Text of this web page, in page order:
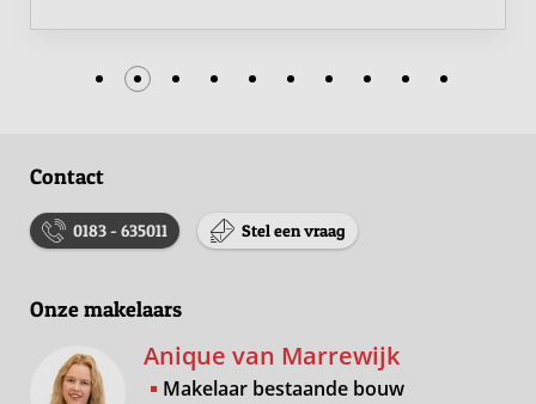
Contact
0183 - 635011 Stel een vraag
Onze makelaars
Anique van Marrewijk
Makelaar bestaande bouw